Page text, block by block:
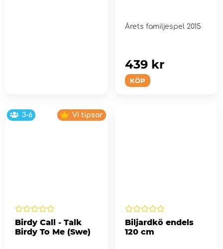
Årets familjespel 2015
KÖP
439 kr
3-6 Vi tipsar
Birdy Call - Talk
Birdy To Me (Swe)
Biljardkö endels
120 cm